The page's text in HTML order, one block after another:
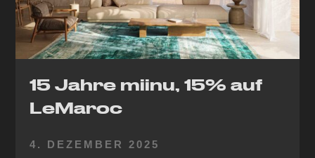
15 Jahre miinu, 15% auf
LeMaroc
4. DEZEMBER 2025